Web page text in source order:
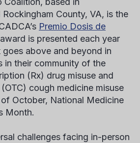
County, VA, is the
Premio Dosis de
is presented each year
above and beyond in
in their community of the
(Rx) drug misuse and
cough medicine misuse
October, National Medicine
Month.
challenges facing in-person